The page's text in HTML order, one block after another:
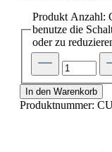
Produkt Anzahl:
benutze die
oder zu
In den Warenkorb
Produktnummer: